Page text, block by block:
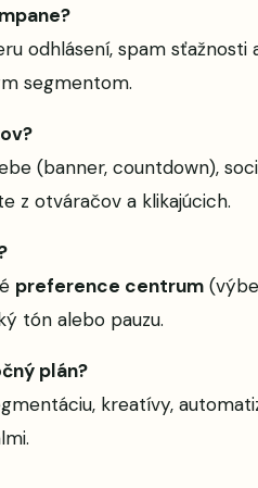
odhlásení, spam
segmentom.
(banner, countdown),
z otváračov a klikajúcich.
preference centrum
tón alebo pauzu.
plán?
kreatívy,